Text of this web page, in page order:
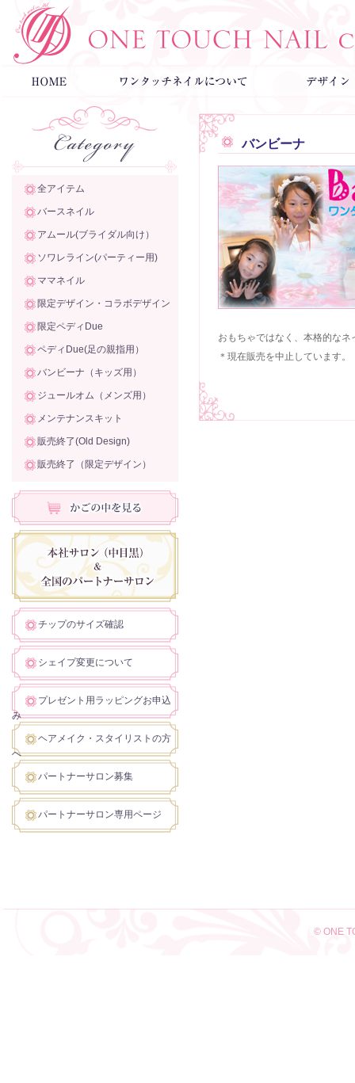
全アイテム
バースネイル
アムール(ブライダル向け）
ソワレライン(パーティー用)
ママネイル
限定デザイン・コラボデザイン
限定ペディDue
ペディDue(足の親指用）
バンビーナ（キッズ用）
ジュールオム（メンズ用）
メンテナンスキット
販売終了(Old Design)
販売終了（限定デザイン）
チップのサイズ確認
シェイプ変更について
プレゼント用ラッピングお申込
み
ヘアメイク・スタイリストの方
へ
パートナーサロン募集
パートナーサロン専用ページ
バンビーナ
おもちゃではなく、本格的な
＊現在販売を中止しています。
© ONE